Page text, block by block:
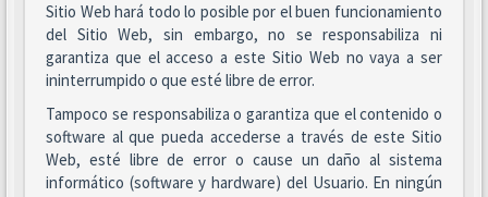
Sitio Web hará todo lo posible por el buen funcionamiento
del Sitio Web, sin embargo, no se responsabiliza ni
garantiza que el acceso a este Sitio Web no vaya a ser
ininterrumpido o que esté libre de error.
Tampoco se responsabiliza o garantiza que el contenido o
software al que pueda accederse a través de este Sitio
Web, esté libre de error o cause un daño al sistema
informático (software y hardware) del Usuario. En ningún